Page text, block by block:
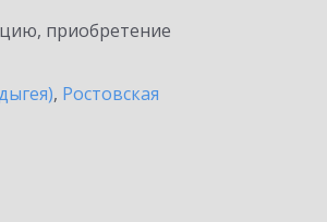
приобретение
, Ростовская